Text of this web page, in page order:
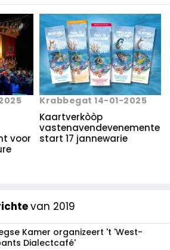
voor
Krabbegat 14-01-2025
Kaartverkòòp
vastenavendevenemente
start 17 jannewarie
van 2019
Kamer organizeert 't 'West-
Dialectcafé'